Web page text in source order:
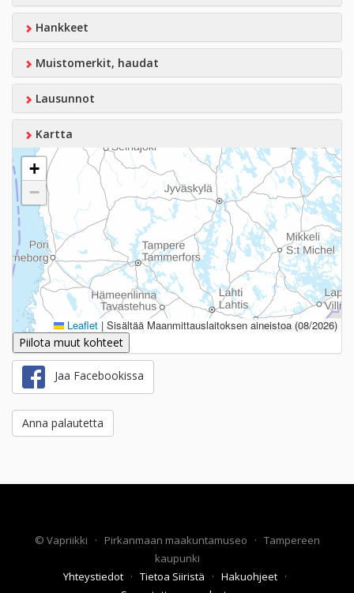
Hankkeet
Muistomerkit, haudat
Lausunnot
Kartta
+
−
Leaflet | Sisältää Maanmittauslaitoksen aineistoa (08/2026)
Piilota muut kohteet
Jaa Facebookissa
Anna palautetta
© Vapriikki · Pirkanmaan maakuntamuseo · Tampereen
kaupunki
Yhteystiedot · Tietoa Siiristä · Hakuohjeet ·